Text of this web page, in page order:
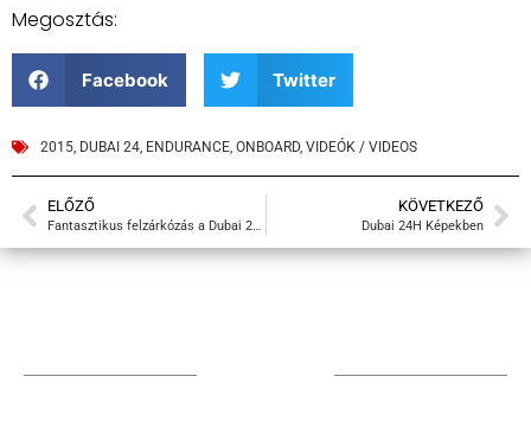
Megosztás:
Facebook Twitter
2015, DUBAI 24, ENDURANCE, ONBOARD, VIDEÓK / VIDEOS
ELŐZŐ
Fantasztikus felzárkózás a Dubai 24 órás futamon
KÖVETKEZŐ
Dubai 24H Képekben